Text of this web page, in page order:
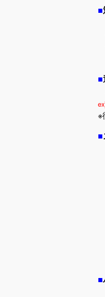
■
■
※
■
■